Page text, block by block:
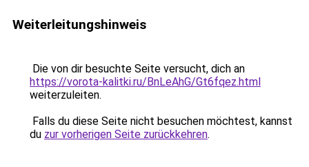
Weiterleitungshinweis
Die von dir besuchte Seite versucht, dich an
https://vorota-kalitki.ru/BnLeAhG/Gt6fqez.html
weiterzuleiten.
Falls du diese Seite nicht besuchen möchtest, kannst
du zur vorherigen Seite zurückkehren.